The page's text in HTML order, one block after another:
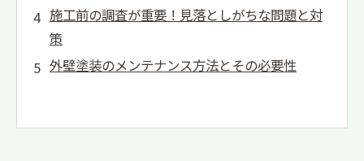
施工前の調査が重要！見落としがちな問題と対
策
外壁塗装のメンテナンス方法とその必要性